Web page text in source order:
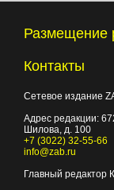
Размещение
Контакты
Сетевое издание
Адрес редакции:
Шилова, д. 100
+7 (3022) 32-55-66
info@zab.ru
Главный редактор